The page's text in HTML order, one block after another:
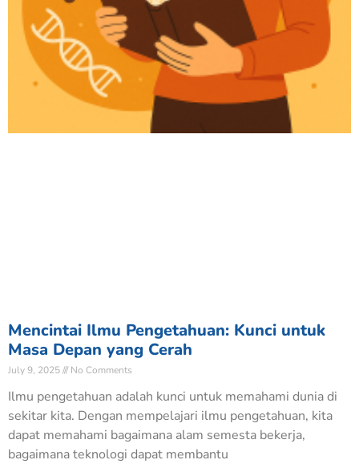
Mencintai Ilmu Pengetahuan: Kunci untuk
Masa Depan yang Cerah
July 9, 2025 No Comments
Ilmu pengetahuan adalah kunci untuk memahami dunia di
sekitar kita. Dengan mempelajari ilmu pengetahuan, kita
dapat memahami bagaimana alam semesta bekerja,
bagaimana teknologi dapat membantu